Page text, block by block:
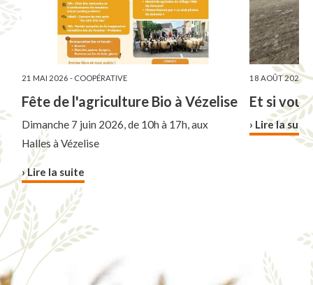
21 MAI 2026 - COOPÉRATIVE
Fête de l'agriculture Bio à Vézelise
Dimanche 7 juin 2026, de 10h à 17h, aux
Halles à Vézelise
› Lire la suite
18 AOÛT 2023 -
Et si
› Lire la suite